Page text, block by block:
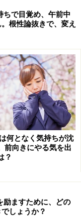
せます。
を責めてしまう
ができなくなりま
を 受け入れてあげ
自分が唯一の理解
が離れようとする
つけたり、急に優
りすることもあり
不安、混乱、緊
もあります。こ
ハラの被害に早
要があります。そ
ことが必要にな
ちで目覚め、午前中
根性論抜きで、変え
何となく気持ちが沈
前向きにやる気を出
？
励ますために、どの
しょうか？